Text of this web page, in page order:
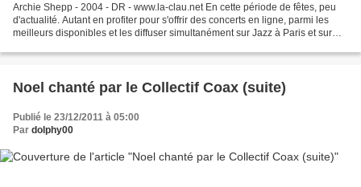
Archie Shepp - 2004 - DR - www.la-clau.net En cette période de fêtes, peu
d'actualité. Autant en profiter pour s'offrir des concerts en ligne, parmi les
meilleurs disponibles et les diffuser simultanément sur Jazz à Paris et sur
Noel chanté par le Collectif Coax (suite)
Publié le 23/12/2011 à 05:00
Par dolphy00